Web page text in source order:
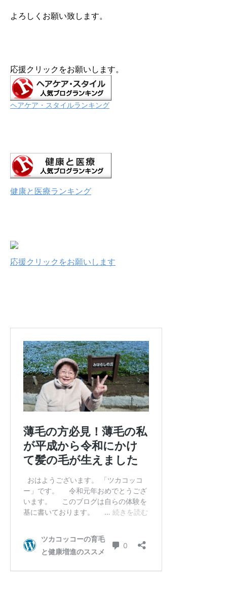
よろしくお願い致します。
応援クリックをお願いします。
ヘアケア・スタイルランキング
健康と医療ランキング
応援クリックをお願いします